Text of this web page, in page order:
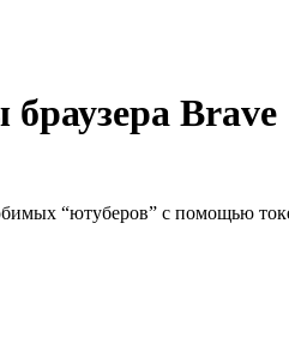
браузера Brave
“ютуберов” с помощью